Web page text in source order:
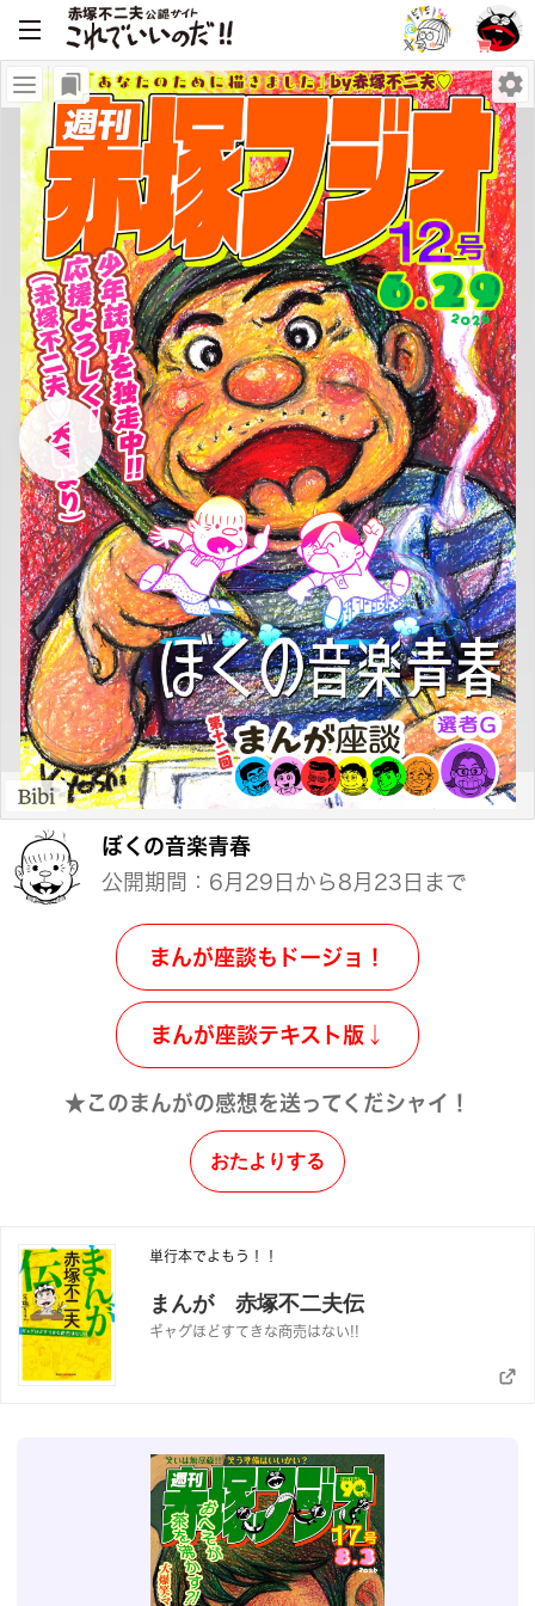
ぼくの音楽青春
公開期間：6月29日から8月23日まで
まんが座談もドージョ！
まんが座談テキスト版↓
★このまんがの感想を送ってくだシャイ！
おたよりする
単行本でよもう！！
まんが 赤塚不二夫伝
ギャグほどすてきな商売はない!!